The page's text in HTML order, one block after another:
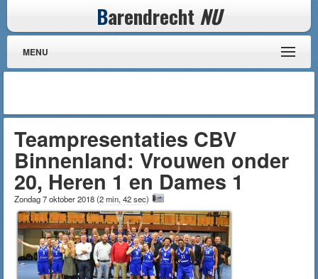
Barendrecht NU
MENU
Teampresentaties CBV
Binnenland: Vrouwen onder
20, Heren 1 en Dames 1
Zondag 7 oktober 2018(2 min, 42 sec)